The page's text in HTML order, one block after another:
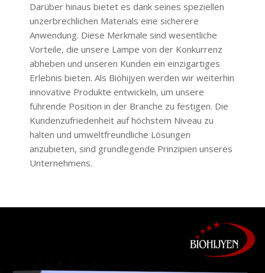
Darüber hinaus bietet es dank seines speziellen
unzerbrechlichen Materials eine sicherere
Anwendung. Diese Merkmale sind wesentliche
Vorteile, die unsere Lampe von der Konkurrenz
abheben und unseren Kunden ein einzigartiges
Erlebnis bieten. Als Biohijyen werden wir weiterhin
innovative Produkte entwickeln, um unsere
führende Position in der Branche zu festigen. Die
Kundenzufriedenheit auf höchstem Niveau zu
halten und umweltfreundliche Lösungen
anzubieten, sind grundlegende Prinzipien unseres
Unternehmens.